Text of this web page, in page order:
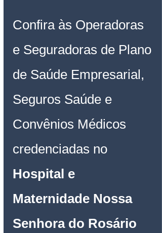
Confira às Operadoras
e Seguradoras de Plano
de Saúde Empresarial,
Seguros Saúde e
Convênios Médicos
credenciadas no
Hospital e
Maternidade Nossa
Senhora do Rosário